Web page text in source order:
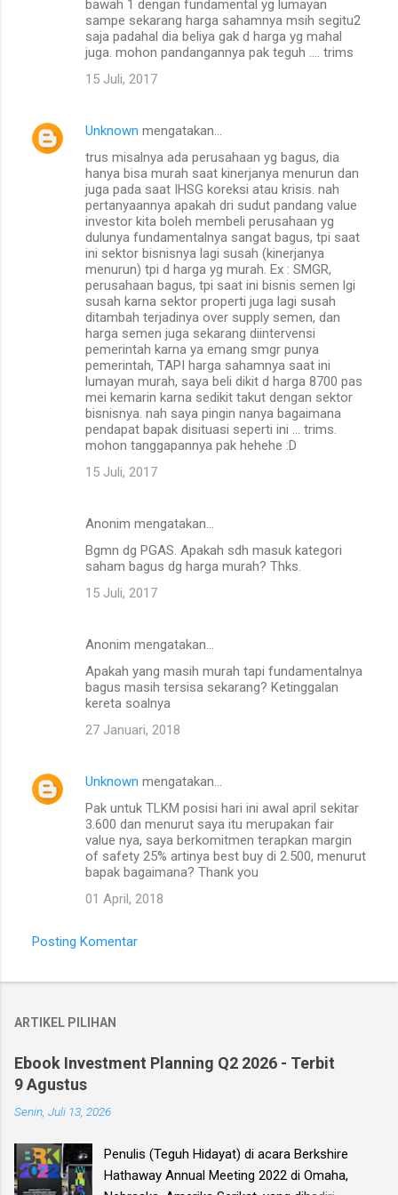
bawah 1 dengan fundamental yg lumayan
sampe sekarang harga sahamnya msih segitu2
saja padahal dia beliya gak d harga yg mahal
juga. mohon pandangannya pak teguh .... trims
15 Juli, 2017
Unknown mengatakan…
trus misalnya ada perusahaan yg bagus, dia
hanya bisa murah saat kinerjanya menurun dan
juga pada saat IHSG koreksi atau krisis. nah
pertanyaannya apakah dri sudut pandang value
investor kita boleh membeli perusahaan yg
dulunya fundamentalnya sangat bagus, tpi saat
ini sektor bisnisnya lagi susah (kinerjanya
menurun) tpi d harga yg murah. Ex : SMGR,
perusahaan bagus, tpi saat ini bisnis semen lgi
susah karna sektor properti juga lagi susah
ditambah terjadinya over supply semen, dan
harga semen juga sekarang diintervensi
pemerintah karna ya emang smgr punya
pemerintah, TAPI harga sahamnya saat ini
lumayan murah, saya beli dikit d harga 8700 pas
mei kemarin karna sedikit takut dengan sektor
bisnisnya. nah saya pingin nanya bagaimana
pendapat bapak disituasi seperti ini ... trims.
mohon tanggapannya pak hehehe :D
15 Juli, 2017
Anonim mengatakan…
Bgmn dg PGAS. Apakah sdh masuk kategori
saham bagus dg harga murah? Thks.
15 Juli, 2017
Anonim mengatakan…
Apakah yang masih murah tapi fundamentalnya
bagus masih tersisa sekarang? Ketinggalan
kereta soalnya
27 Januari, 2018
Unknown mengatakan…
Pak untuk TLKM posisi hari ini awal april sekitar
3.600 dan menurut saya itu merupakan fair
value nya, saya berkomitmen terapkan margin
of safety 25% artinya best buy di 2.500, menurut
bapak bagaimana? Thank you
01 April, 2018
Posting Komentar
ARTIKEL PILIHAN
Ebook Investment Planning Q2 2026 - Terbit
9 Agustus
Senin, Juli 13, 2026
Penulis (Teguh Hidayat) di acara Berkshire
Hathaway Annual Meeting 2022 di Omaha,